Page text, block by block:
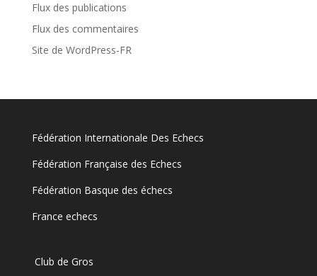
Flux des publications
Flux des commentaires
Site de WordPress-FR
Fédération Internationale Des Echecs
Fédération Française des Echecs
Fédération Basque des échecs
France echecs
Club de Gros